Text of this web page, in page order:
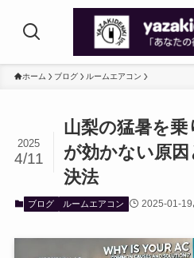
ホーム ブログ ルームエアコン
山梨の猛暑を
が効かない原
決法
2025
4/11
ブログ ルームエアコン 2025-01-19